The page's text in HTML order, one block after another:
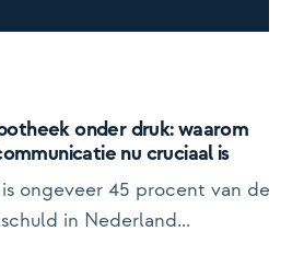
onder druk: waarom
nu cruciaal is
ongeveer 45 procent van de
in Nederland...